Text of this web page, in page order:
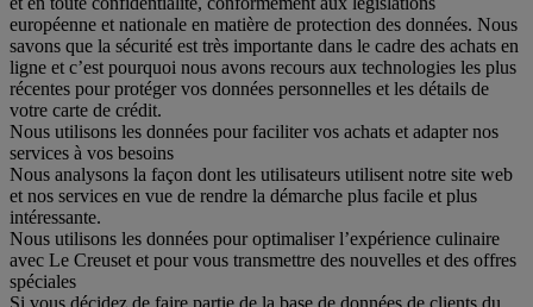
européenne et nationale en matière de protection des données. Nous
savons que la sécurité est très importante dans le cadre des achats en
ligne et c’est pourquoi nous avons recours aux technologies les plus
récentes pour protéger vos données personnelles et les détails de
votre carte de crédit.
Nous utilisons les données pour faciliter vos achats et adapter nos
services à vos besoins
Nous analysons la façon dont les utilisateurs utilisent notre site web
et nos services en vue de rendre la démarche plus facile et plus
intéressante.
Nous utilisons les données pour optimaliser l’expérience culinaire
avec Le Creuset et pour vous transmettre des nouvelles et des offres
spéciales
Si vous décidez de faire partie de la base de données de clients du